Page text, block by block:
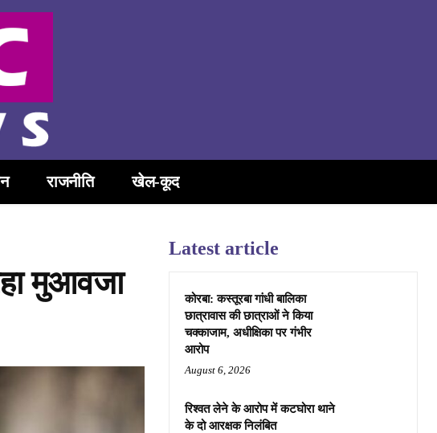
राजनीति खेल-कूद
मुआवजा
Latest article
कोरबा: कस्तूरबा गांधी बालिका
छात्रावास की छात्राओं ने किया
चक्काजाम, अधीक्षिका पर गंभीर
आरोप
August 6, 2026
रिश्वत लेने के आरोप में कटघोरा थाने
के दो आरक्षक निलंबित